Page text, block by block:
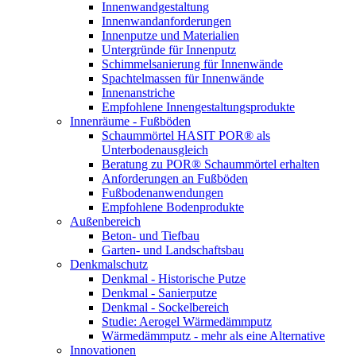
Innenwandgestaltung
Innenwandanforderungen
Innenputze und Materialien
Untergründe für Innenputz
Schimmelsanierung für Innenwände
Spachtelmassen für Innenwände
Innenanstriche
Empfohlene Innengestaltungsprodukte
Innenräume - Fußböden
Schaummörtel HASIT POR® als
Unterbodenausgleich
Beratung zu POR® Schaummörtel erhalten
Anforderungen an Fußböden
Fußbodenanwendungen
Empfohlene Bodenprodukte
Außenbereich
Beton- und Tiefbau
Garten- und Landschaftsbau
Denkmalschutz
Denkmal - Historische Putze
Denkmal - Sanierputze
Denkmal - Sockelbereich
Studie: Aerogel Wärmedämmputz
Wärmedämmputz - mehr als eine Alternative
Innovationen